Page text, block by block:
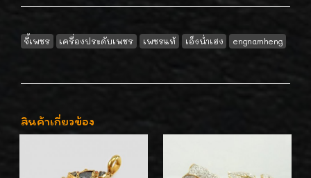
จี้เพชร เครื่องประดับเพชร เพชรแท้ เอ็งน่ำเฮง engnamheng
สินค้าเกี่ยวข้อง